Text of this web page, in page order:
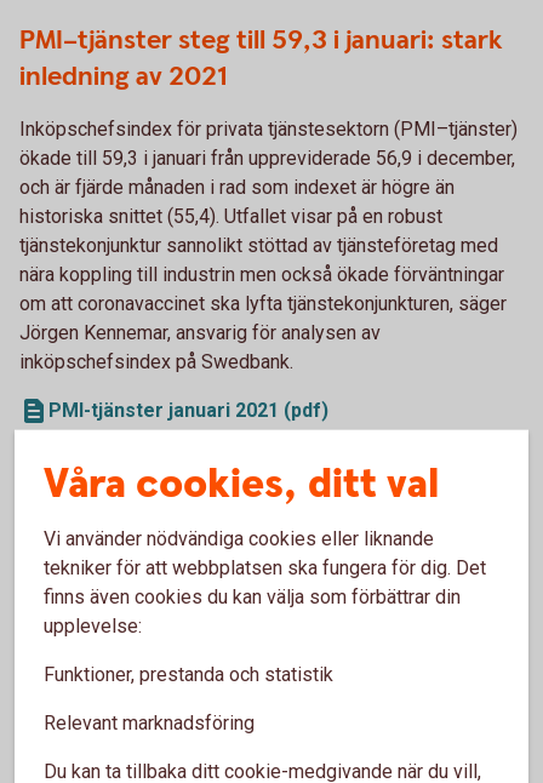
PMI–tjänster steg till 59,3 i januari: stark
inledning av 2021
Inköpschefsindex för privata tjänstesektorn (PMI–tjänster)
ökade till 59,3 i januari från uppreviderade 56,9 i december,
och är fjärde månaden i rad som indexet är högre än
historiska snittet (55,4). Utfallet visar på en robust
tjänstekonjunktur sannolikt stöttad av tjänsteföretag med
nära koppling till industrin men också ökade förväntningar
om att coronavaccinet ska lyfta tjänstekonjunkturen, säger
Jörgen Kennemar, ansvarig för analysen av
inköpschefsindex på Swedbank.
PMI-tjänster januari 2021 (pdf)
PMI–tjänster ökade till 58,6 i november:
återhämtningen fortsätter
Inköpschefsindex för privata tjänstesektorn (PMI–tjänster)
steg till 58,6 i november från uppreviderade 55,3 i oktober.
Tjänstekonjunkturen har stärkts ytterligare och för fjärde
månaden i rad är PMI-tjänster över det historiska snittet.
Effekterna av den ökade smittspridningen och hårdare
restriktioner från myndigheter har inte smugit sig in i de
Våra cookies, ditt val
Vi använder nödvändiga cookies eller liknande
tekniker för att webbplatsen ska fungera för dig. Det
finns även cookies du kan välja som förbättrar din
upplevelse:
Funktioner, prestanda och statistik
Relevant marknadsföring
Du kan ta tillbaka ditt cookie-medgivande när du vill,